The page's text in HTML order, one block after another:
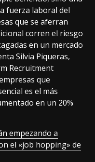
fuerza laboral del
que se aferran
corren el riesgo
en un mercado
Silvia Piqueras,
Recruitment
que
es el más
en un 20%
empezando a
el «job hopping» de